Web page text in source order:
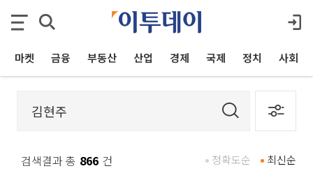
마켓 금융 부동산 산업 경제 국제 정치 사회
검색결과 총 866 건 최신순
정확도순